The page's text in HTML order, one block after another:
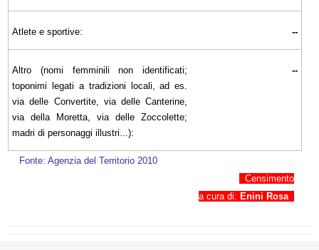
Atlete e sportive: --
Altro (nomi femminili non identificati;
toponimi legati a tradizioni locali, ad es.
via delle Convertite, via delle Canterine,
via della Moretta, via delle Zoccolette;
madri di personaggi illustri...):
--
Fonte: Agenzia del Territorio 2010
Censimento
a cura di: Enini Rosa